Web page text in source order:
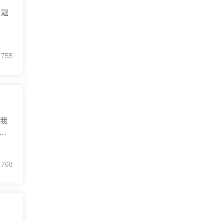
755
768